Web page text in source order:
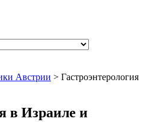
Австрии > Гастроэнтерология
в Израиле и